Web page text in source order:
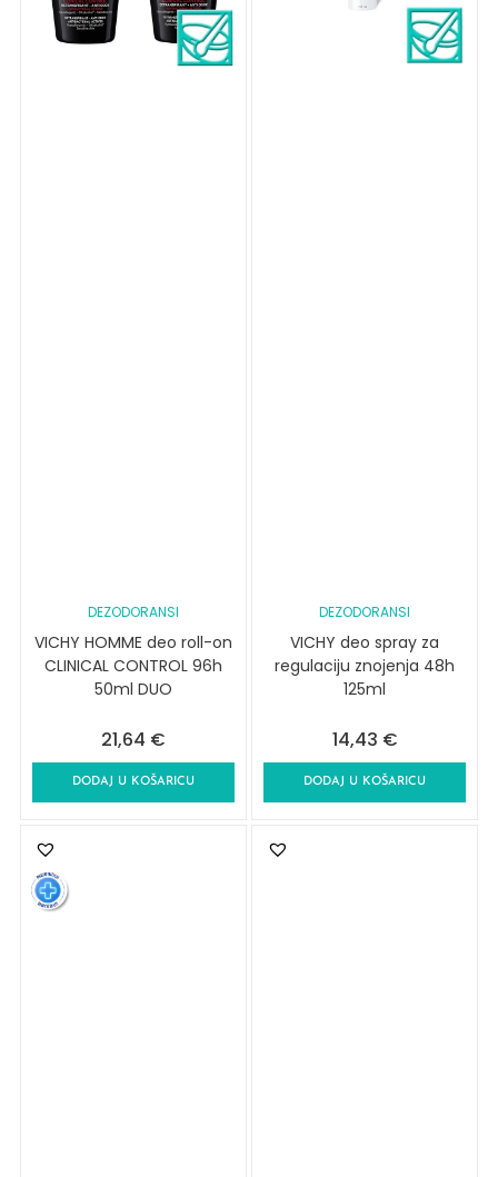
DEZODORANSI
VICHY HOMME deo roll-on
CLINICAL CONTROL 96h
50ml DUO
21,64 €
DODAJ U KOŠARICU
DEZODORANSI
VICHY deo spray za
regulaciju znojenja 48h
125ml
14,43 €
DODAJ U KOŠARICU